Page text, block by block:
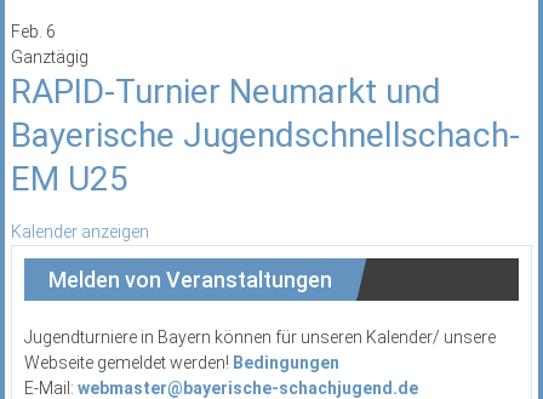
Feb. 6
Ganztägig
RAPID-Turnier Neumarkt und
Bayerische Jugendschnellschach-
EM U25
Kalender anzeigen
Melden von Veranstaltungen
Jugendturniere in Bayern können für unseren Kalender/ unsere
Webseite gemeldet werden! Bedingungen
E-Mail: webmaster@bayerische-schachjugend.de